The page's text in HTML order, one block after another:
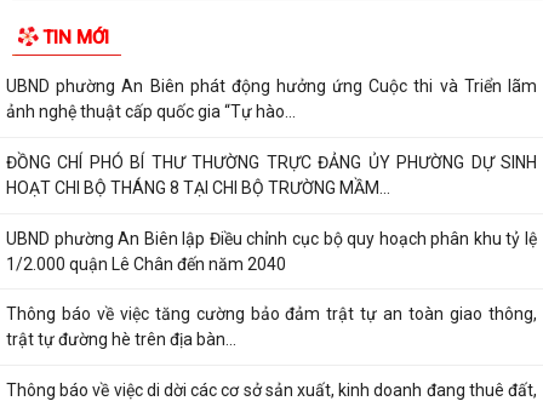
TIN MỚI
UBND phường An Biên phát động hưởng ứng Cuộc thi và Triển lãm
ảnh nghệ thuật cấp quốc gia “Tự hào...
ĐỒNG CHÍ PHÓ BÍ THƯ THƯỜNG TRỰC ĐẢNG ỦY PHƯỜNG DỰ SINH
HOẠT CHI BỘ THÁNG 8 TẠI CHI BỘ TRƯỜNG MẦM...
UBND phường An Biên lập Điều chỉnh cục bộ quy hoạch phân khu tỷ lệ
1/2.000 quận Lê Chân đến năm 2040
Thông báo về việc tăng cường bảo đảm trật tự an toàn giao thông,
trật tự đường hè trên địa bàn...
Thông báo về việc di dời các cơ sở sản xuất, kinh doanh đang thuê đất,